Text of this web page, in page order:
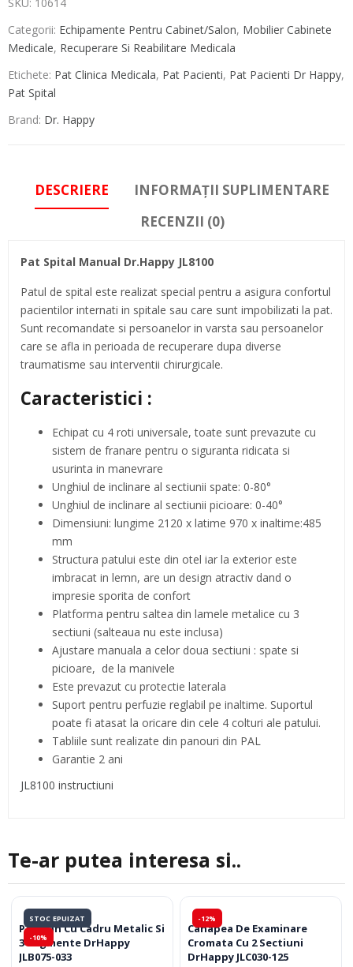
Categorii: Echipamente Pentru Cabinet/Salon, Mobilier Cabinete
Medicale, Recuperare Si Reabilitare Medicala
Etichete: Pat Clinica Medicala, Pat Pacienti, Pat Pacienti Dr Happy,
Pat Spital
Brand: Dr. Happy
DESCRIERE
INFORMAȚII SUPLIMENTARE
RECENZII (0)
Pat Spital Manual Dr.Happy JL8100
Patul de spital este realizat special pentru a asigura confortul
pacientilor internati in spitale sau care sunt impobilizati la pat.
Sunt recomandate si persoanelor in varsta sau persoanelor
care se afla in perioada de recuperare dupa diverse
traumatisme sau interventii chirurgicale.
Caracteristici :
Echipat cu 4 roti universale, toate sunt prevazute cu
sistem de franare pentru o siguranta ridicata si
usurinta in manevrare
Unghiul de inclinare al sectiunii spate: 0-80°
Unghiul de inclinare al sectiunii picioare: 0-40°
Dimensiuni: lungime 2120 x latime 970 x inaltime:485
mm
Structura patului este din otel iar la exterior este
imbracat in lemn, are un design atractiv dand o
impresie sporita de confort
Platforma pentru saltea din lamele metalice cu 3
sectiuni (salteaua nu este inclusa)
Ajustare manuala a celor doua sectiuni : spate si
picioare, de la manivele
Este prevazut cu protectie laterala
Suport pentru perfuzie reglabil pe inaltime. Suportul
poate fi atasat la oricare din cele 4 colturi ale patului.
Tabliile sunt realizate din panouri din PAL
Garantie 2 ani
JL8100 instructiuni
Te-ar putea interesa si..
STOC EPUIZAT
-10%
Paravan Cu Cadru Metalic Si
3 Segmente DrHappy
JLB075-033
-12%
Canapea De Examinare
Cromata Cu 2 Sectiuni
DrHappy JLC030-125